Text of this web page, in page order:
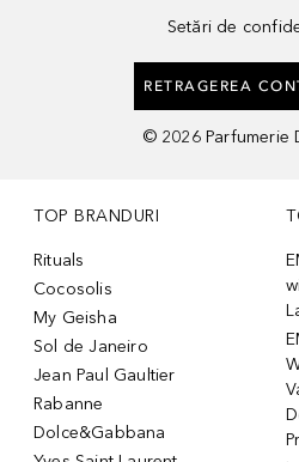
Setări de
RETRAGEREA
© 2026 Parfumerie
TOP BRANDURI
Rituals
Cocosolis
My Geisha
Sol de Janeiro
Jean Paul Gaultier
Rabanne
Dolce&Gabbana